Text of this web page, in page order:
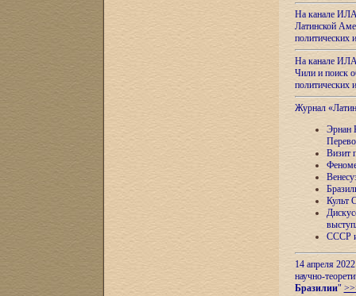
На канале
Латинской
На канале
Чили и поиск
Журнал
Эрнан
Визит
Культ
СССР и
14 апреля
научно-
Бразилии"